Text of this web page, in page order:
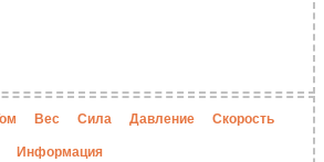
Вес Сила Давление Скорость
Информация